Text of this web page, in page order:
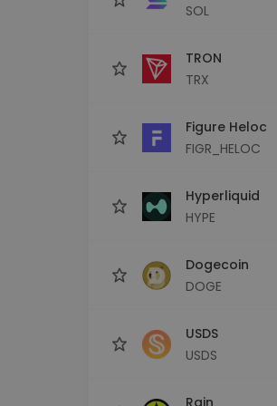
SOL
TRON
TRX
Figure Heloc
FIGR_HELOC
Hyperliquid
HYPE
Dogecoin
DOGE
USDS
USDS
Rain